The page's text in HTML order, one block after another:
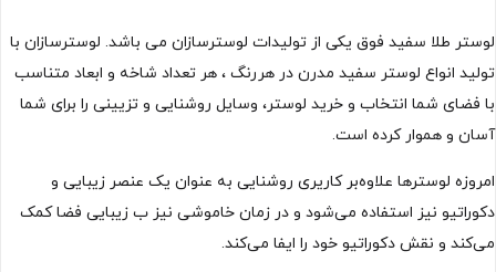
لوستر طلا سفید فوق یکی از تولیدات لوسترسازان می باشد. لوسترسازان با
تولید انواع لوستر سفید مدرن در هررنگ ، هر تعداد شاخه و ابعاد متناسب
با فضای شما انتخاب و خرید لوستر، وسایل روشنایی و تزیینی را برای شما
آسان و هموار کرده است.
امروزه لوسترها علاوه‌بر کاریری روشنایی به عنوان یک عنصر زیبایی و
دکوراتیو نیز استفاده می‌شود و در زمان خاموشی نیز ب زیبایی فضا کمک
می‌کند و نقش دکوراتیو خود را ایفا می‌کند.